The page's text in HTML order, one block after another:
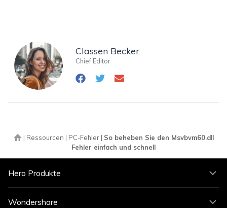
Classen Becker
Chief Editor
| Ressourcen | PC-Fehler| So beheben Sie den Msvbvm60.dll
Fehler einfach und schnell
Hero Produkte
Wondershare